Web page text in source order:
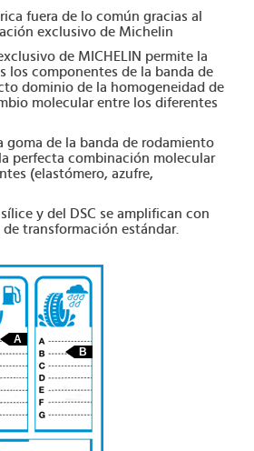
fuera de lo común gracias al
exclusivo de Michelin
de MICHELIN permite la
los componentes de la banda de
dominio de la homogeneidad de
molecular entre los diferentes
goma de la banda de rodamiento
perfecta combinación molecular
(elastómero, azufre,
sílice y del DSC se amplifican con
transformación estándar.
A
B